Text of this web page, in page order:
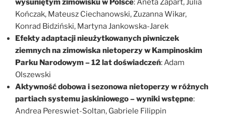
wysuniętym zimowisku w Polsce: Aneta Zapart, Julia
Kończak, Mateusz Ciechanowski, Zuzanna Wikar,
Konrad Bidziński, Martyna Jankowska-Jarek
Efekty adaptacji nieużytkowanych piwniczek
ziemnych na zimowiska nietoperzy w Kampinoskim
Parku Narodowym – 12 lat doświadczeń: Adam
Olszewski
Aktywność dobowa i sezonowa nietoperzy w różnych
partiach systemu jaskiniowego – wyniki wstępne:
Andrea Pereswiet-Soltan, Gabriele Filippin